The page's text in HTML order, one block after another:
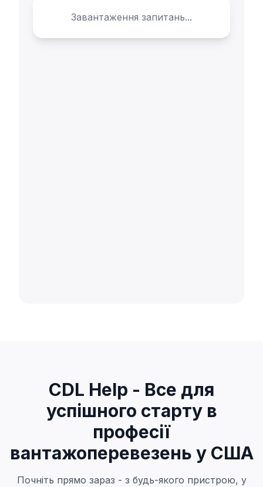
Завантаження запитань...
CDL Help - Все для
успішного старту в
професії
вантажоперевезень у США
Почніть прямо зараз - з будь-якого пристрою, у